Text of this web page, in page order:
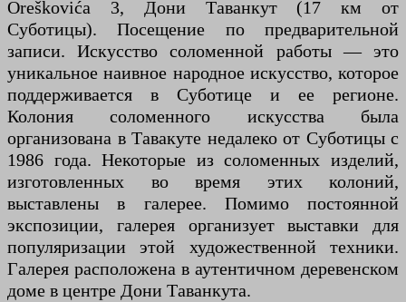
Oreškovića 3, Дони Таванкут (17 км от
Суботицы). Посещение по предварительной
записи. Искусство соломенной работы — это
уникальное наивное народное искусство, которое
поддерживается в Суботице и ее регионе.
Колония соломенного искусства была
организована в Тавакуте недалеко от Суботицы с
1986 года. Некоторые из соломенных изделий,
изготовленных во время этих колоний,
выставлены в галерее. Помимо постоянной
экспозиции, галерея организует выставки для
популяризации этой художественной техники.
Галерея расположена в аутентичном деревенском
доме в центре Дони Таванкута.